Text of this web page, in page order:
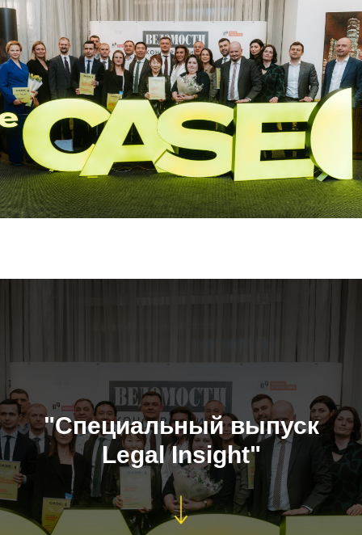
"Специальный выпуск
Legal Insight"